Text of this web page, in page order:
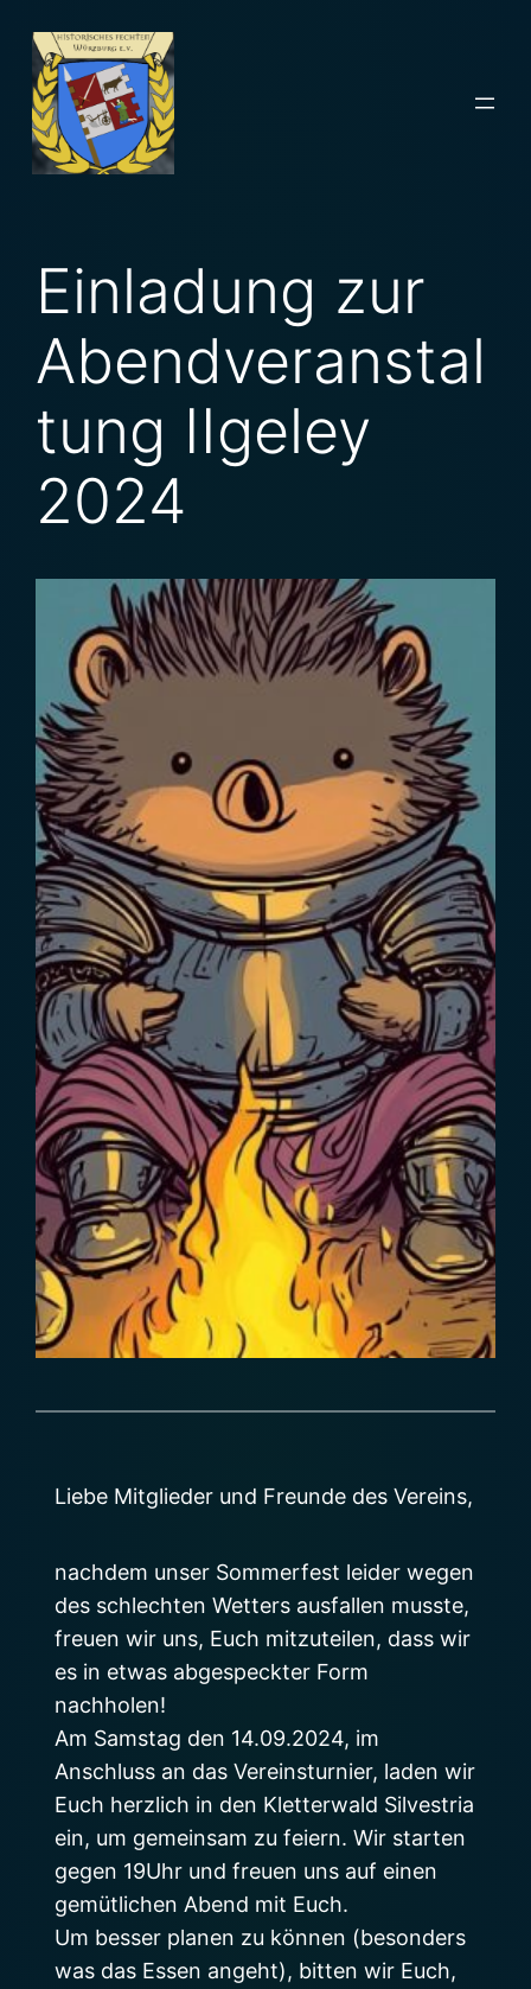
Inhalt
springen
Einladung zur
Abendveranstal
tung IIgeley
2024
Liebe Mitglieder und Freunde des Vereins,
nachdem unser Sommerfest leider wegen
des schlechten Wetters ausfallen musste,
freuen wir uns, Euch mitzuteilen, dass wir
es in etwas abgespeckter Form
nachholen!
Am Samstag den 14.09.2024, im
Anschluss an das Vereinsturnier, laden wir
Euch herzlich in den Kletterwald Silvestria
ein, um gemeinsam zu feiern. Wir starten
gegen 19Uhr und freuen uns auf einen
gemütlichen Abend mit Euch.
Um besser planen zu können (besonders
was das Essen angeht), bitten wir Euch,